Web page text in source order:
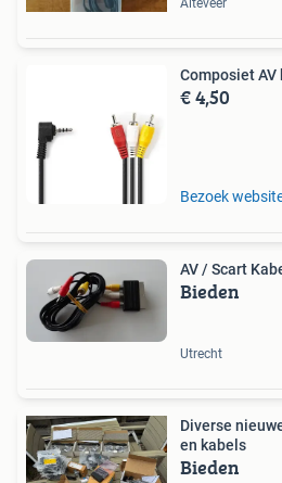
Alteveer
Composiet AV
€ 4,50
Bezoek
AV / Scart
Bieden
Utrecht
Diverse
en kabels
Bieden